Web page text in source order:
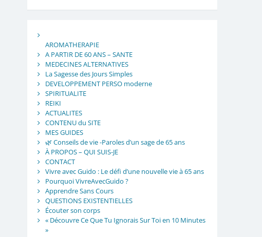
AROMATHERAPIE
A PARTIR DE 60 ANS – SANTE
MEDECINES ALTERNATIVES
La Sagesse des Jours Simples
DEVELOPPEMENT PERSO moderne
SPIRITUALITE
REIKI
ACTUALITES
CONTENU du SITE
MES GUIDES
🌿 Conseils de vie -Paroles d’un sage de 65 ans
À PROPOS – QUI SUIS-JE
CONTACT
Vivre avec Guido : Le défi d’une nouvelle vie à 65 ans
Pourquoi VivreAvecGuido ?
Apprendre Sans Cours
QUESTIONS EXISTENTIELLES
Écouter son corps
« Découvre Ce Que Tu Ignorais Sur Toi en 10 Minutes
»